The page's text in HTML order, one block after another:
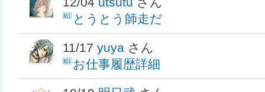
とうとう師走だ
11/17 yuya さん
お仕事履歴詳細